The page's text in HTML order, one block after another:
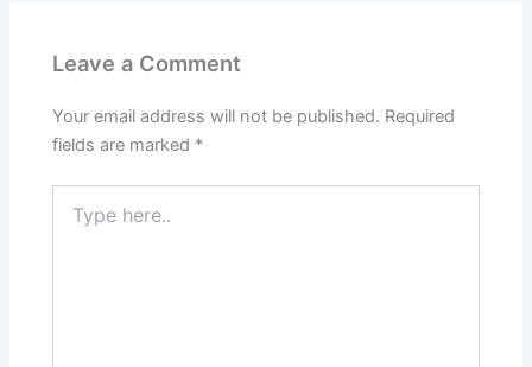
Leave a Comment
Your email address will not be published. Required
fields are marked *
here..